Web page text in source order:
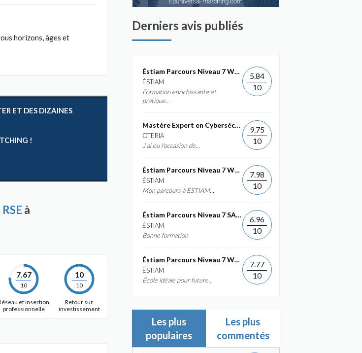
horizons, âges et
ET DES DIZAINES
!
à
7.67
10
et insertion
professionnelle
10
10
Retour sur
investissement
Derniers avis publiés
Éstiam Parcours Niveau 7 Web &...
ÉSTIAM
Formation enrichissante et
pratique...
5.84
10
Mastère Expert en Cybersécurité
OTERIA
J'ai eu l'occasion de...
9.75
10
Éstiam Parcours Niveau 7 Web &...
ÉSTIAM
Mon parcours à ESTIAM...
7.98
10
Éstiam Parcours Niveau 7 SAP ERP...
ÉSTIAM
Bonne formation
6.96
10
Éstiam Parcours Niveau 7 Web &...
ÉSTIAM
École idéale pour future...
7.77
10
Les plus
populaires
Les plus
commentés